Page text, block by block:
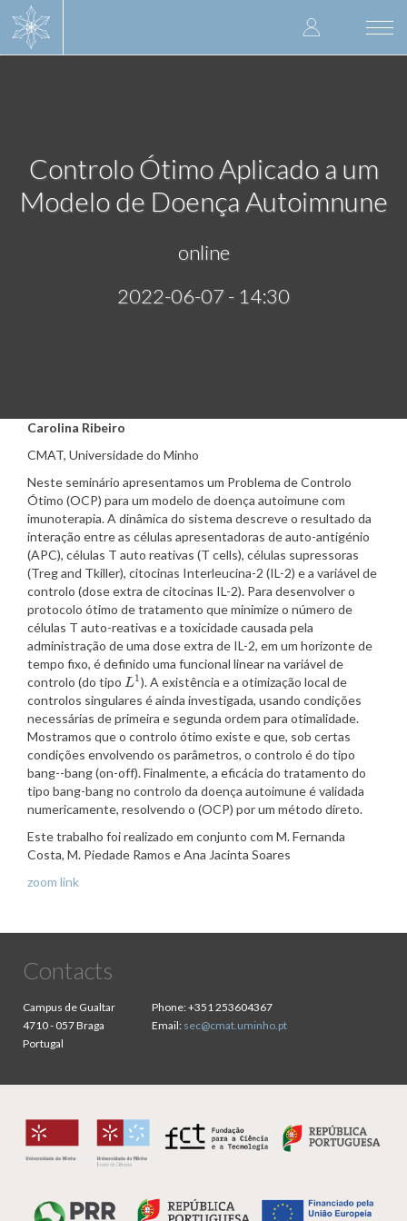
User
account
Controlo Ótimo Aplicado a um
Modelo de Doença Autoimnune
online
2022-06-07 - 14:30
Carolina Ribeiro
CMAT, Universidade do Minho
Neste seminário apresentamos um Problema deControlo
Ótimo (OCP) para um modelo dedoença autoimunecom
imunoterapia. A dinâmica do sistema descreveo resultado da
interação entreas células apresentadoras deauto-antigénio
(APC), células T auto reativas (T cells), células supressoras
(Tregand Tkiller), citocinas Interleucina-2 (IL-2) e a variável de
controlo (dose extra decitocinas IL-2). Para desenvolvero
protocolo ótimo detratamento queminimize o número de
células T auto-reativas e a toxicidadecausada pela
administração deuma dose extra de IL-2, em um horizontede
tempo fixo, édefinido uma funcional linearna variável de
controlo (do tipo L1
L1). A existência e a otimização local de
controlos singulares éainda investigada, usando condições
necessárias deprimeira e segunda ordem para otimalidade.
Mostramos queo controlo ótimo existeeque, sob certas
condições envolvendo os parâmetros, o controlo é do tipo
bang--bang (on-off).Finalmente, a eficácia do tratamento do
tipo bang-bang no controlo da doença autoimuneévalidada
numericamente, resolvendo o (OCP) porum método direto.
Estetrabalho foirealizado em conjunto com M.Fernanda
Costa, M. Piedade Ramos e Ana Jacinta Soares
zoom link
Contacts
Campus de Gualtar
4710 - 057 Braga
Portugal
Phone:+351 253604367
Email: sec@cmat.uminho.pt